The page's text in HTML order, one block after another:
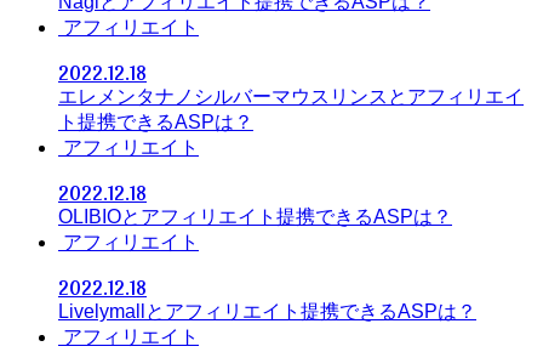
アフィリエイト
2022.12.18
エレメンタナノシルバーマウスリンスとアフィリエイ
ト提携できるASPは？
アフィリエイト
2022.12.18
OLIBIOとアフィリエイト提携できるASPは？
アフィリエイト
2022.12.18
Livelymallとアフィリエイト提携できるASPは？
アフィリエイト